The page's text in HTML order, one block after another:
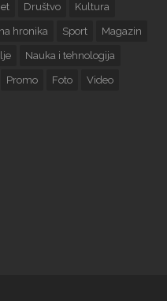
Društvo Kultura
hronika Sport Magazin
Nauka i tehnologija
Promo Foto Video